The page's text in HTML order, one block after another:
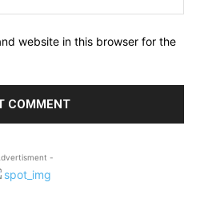
website in this browser for the
-